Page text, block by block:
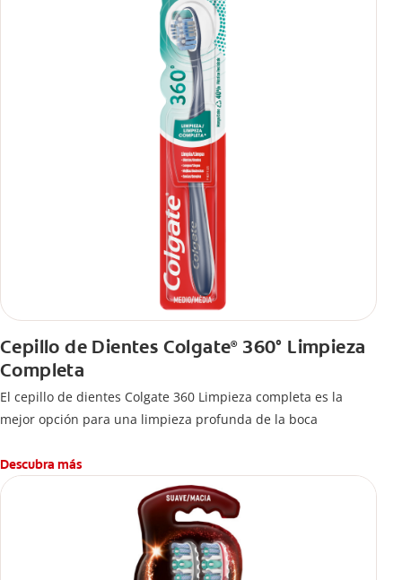
Cepillo de Dientes Colgate®360° Limpieza
Completa
El cepillo de dientes Colgate 360 Limpieza completa es la
mejor opción para una limpieza profunda de la boca
Descubra más